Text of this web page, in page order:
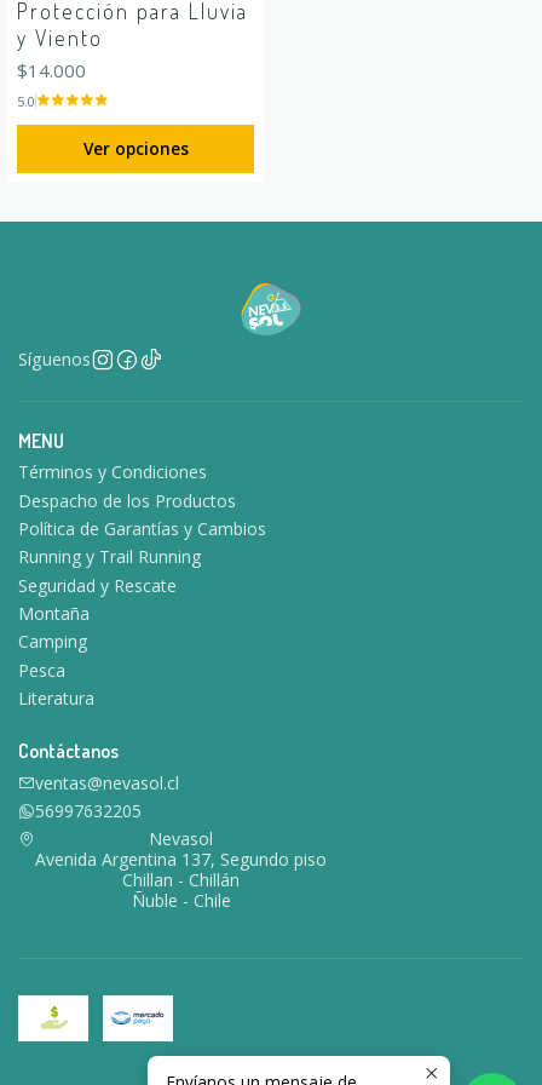
Protección para Lluvia
y Viento
$14.000
5.0
Ver opciones
Síguenos
MENU
Términos y Condiciones
Despacho de los Productos
Política de Garantías y Cambios
Running y Trail Running
Seguridad y Rescate
Montaña
Camping
Pesca
Literatura
Contáctanos
ventas@nevasol.cl
56997632205
Nevasol
Avenida Argentina 137, Segundo piso
Chillan - Chillán
Ñuble - Chile